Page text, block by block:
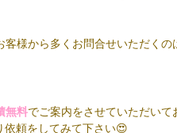
客様から多くお問合せいただく
無料でご案内をさせていただい
頼をしてみて下さい😍